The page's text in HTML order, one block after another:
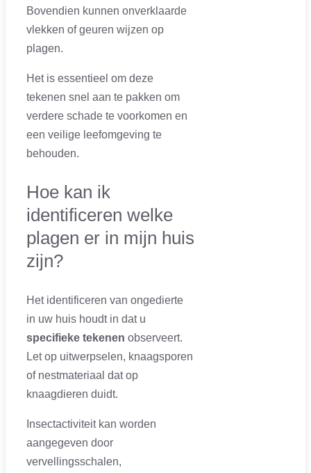
Bovendien kunnen onverklaarde
vlekken of geuren wijzen op
plagen.
Het is essentieel om deze
tekenen snel aan te pakken om
verdere schade te voorkomen en
een veilige leefomgeving te
behouden.
Hoe kan ik
identificeren welke
plagen er in mijn huis
zijn?
Het identificeren van ongedierte
in uw huis houdt in dat u
specifieke tekenen observeert.
Let op uitwerpselen, knaagsporen
of nestmateriaal dat op
knaagdieren duidt.
Insectactiviteit kan worden
aangegeven door
vervellingsschalen,